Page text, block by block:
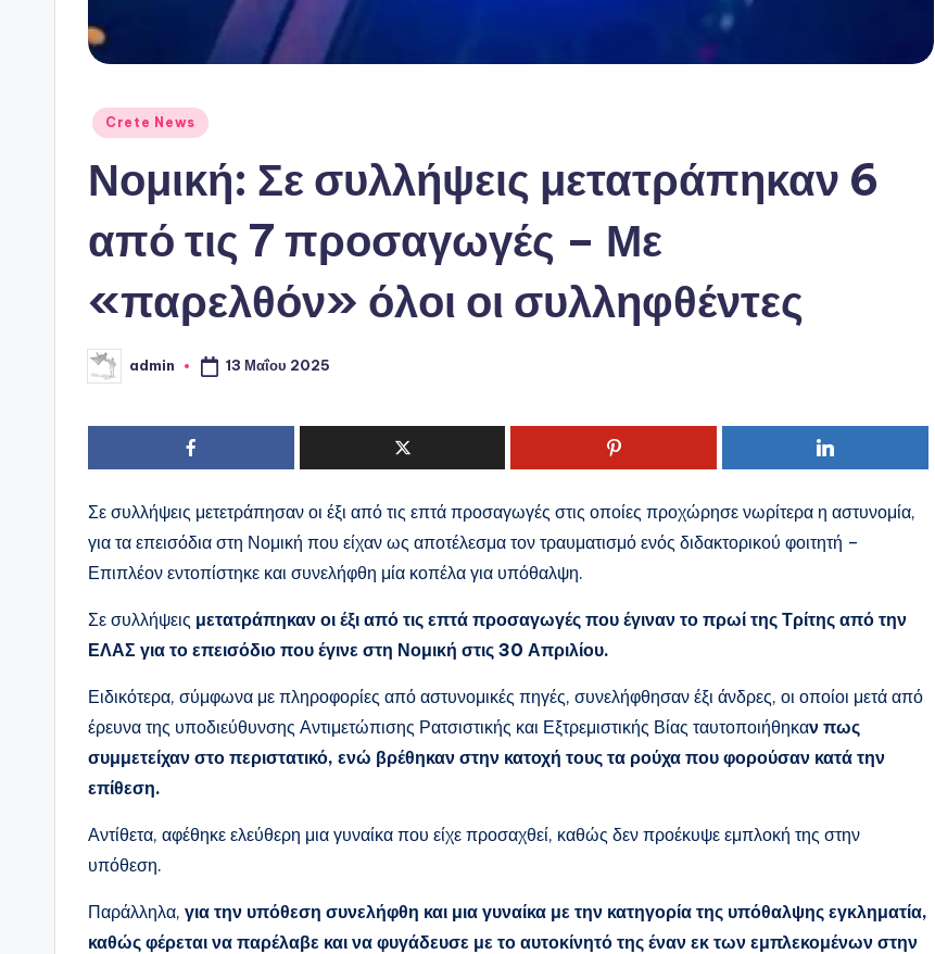
Αναρτήθηκε
Crete News
Νομική: Σε συλλήψεις μετατράπηκαν 6
από τις 7 προσαγωγές – Με
«παρελθόν» όλοι οι συλληφθέντες
Συγγραφέας:
admin 13 Μαΐου 2025
Σε συλλήψεις μετετράπησαν οι έξι από τις επτά προσαγωγές στις οποίες προχώρησε νωρίτερα η αστυνομία,
για τα επεισόδια στη Νομική που είχαν ως αποτέλεσμα τον τραυματισμό ενός διδακτορικού φοιτητή –
Επιπλέον εντοπίστηκε και συνελήφθη μία κοπέλα για υπόθαλψη.
Σε συλλήψεις μετατράπηκαν οι έξι από τις επτά προσαγωγές που έγιναν το πρωί της Τρίτης από την
ΕΛΑΣ για το επεισόδιο που έγινε στη Νομική στις 30 Απριλίου.
Ειδικότερα, σύμφωνα με πληροφορίες από αστυνομικές πηγές, συνελήφθησαν έξι άνδρες, οι οποίοι μετά από
έρευνα της υποδιεύθυνσης Αντιμετώπισης Ρατσιστικής και Εξτρεμιστικής Βίας ταυτοποιήθηκαν πως
συμμετείχαν στο περιστατικό, ενώ βρέθηκαν στην κατοχή τους τα ρούχα που φορούσαν κατά την
επίθεση.
Αντίθετα, αφέθηκε ελεύθερη μια γυναίκα που είχε προσαχθεί, καθώς δεν προέκυψε εμπλοκή της στην
υπόθεση.
Παράλληλα, για την υπόθεση συνελήφθη και μια γυναίκα με την κατηγορία της υπόθαλψης εγκληματία,
καθώς φέρεται να παρέλαβε και να φυγάδευσε με το αυτοκίνητό της έναν εκ των εμπλεκομένων στην